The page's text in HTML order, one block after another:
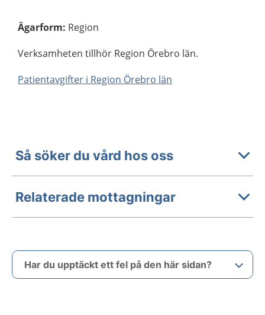
Ägarform: Region
Verksamheten tillhör Region Örebro län.
Patientavgifter i Region Örebro län
Så söker du vård hos oss
Relaterade mottagningar
Har du upptäckt ett fel på den här sidan?